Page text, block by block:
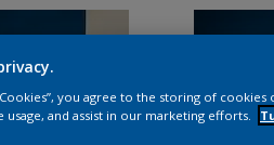
Cookies”, you agree to the storing of
usage, and assist in our marketing efforts.